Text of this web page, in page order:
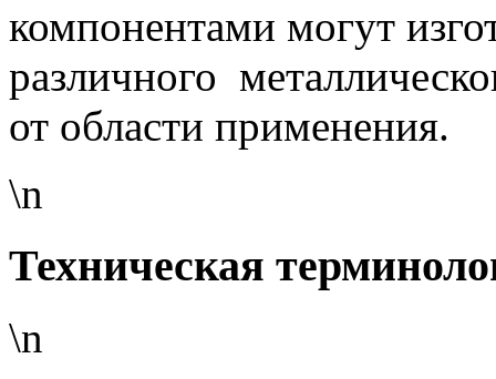
компонентами могут
различного
от области применения.
\n
Техническая
\n